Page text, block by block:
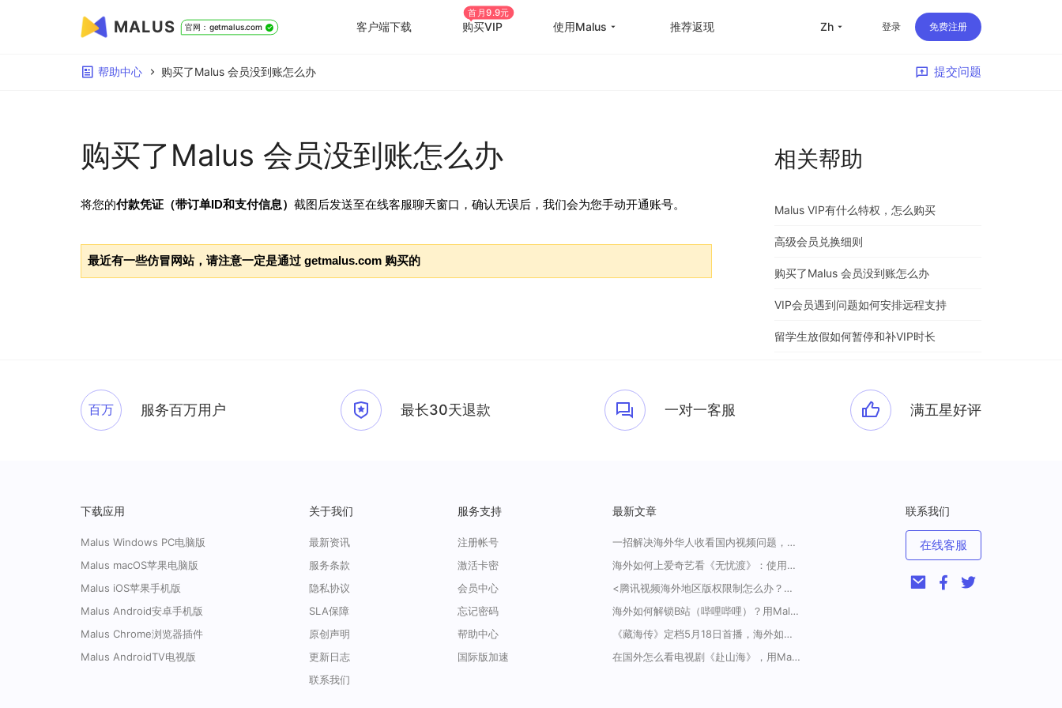
MALUS 官网：getmalus.com 客户端下载 购买VIP
首月9.9元
使用Malus 推荐返现 zh 登录 免费注册
帮助中心 购买了Malus 会员没到账怎么办 提交问题
购买了Malus 会员没到账怎么办
将您的付款凭证（带订单ID和支付信息） 截图后发送至在线客服聊天窗口，确认无误后，我们会为您手动开通账号。
最近有一些仿冒网站，请注意一定是通过 getmalus.com 购买的
相关帮助
Malus VIP有什么特权，怎么购买
高级会员兑换细则
购买了Malus 会员没到账怎么办
VIP会员遇到问题如何安排远程支持
留学生放假如何暂停和补VIP时长
百万 服务百万用户 最长30天退款 一对一客服 满五星好评
下载应用
Malus Windows PC电脑版
Malus macOS苹果电脑版
Malus iOS苹果手机版
Malus Android安卓手机版
Malus Chrome浏览器插件
Malus AndroidTV电视版
关于我们
最新资讯
服务条款
隐私协议
SLA保障
原创声明
更新日志
联系我们
服务支持
注册帐号
激活卡密
会员中心
忘记密码
帮助中心
国际版加速
最新文章
一招解决海外华人收看国内视频问题，强烈安利！
海外如何上爱奇艺看《无忧渡》：使用Malus加速器一键解除地域限制
<腾讯视频海外地区版权限制怎么办？破解腾讯TV地域限制的办法>
海外如何解锁B站（哔哩哔哩）？用Malus加速器解除地域限制，一键流畅追番
《藏海传》定档5月18日首播，海外如何解除地区限制追剧
在国外怎么看电视剧《赴山海》，用Malus加速器一键解锁地区限制
联系我们
在线客服